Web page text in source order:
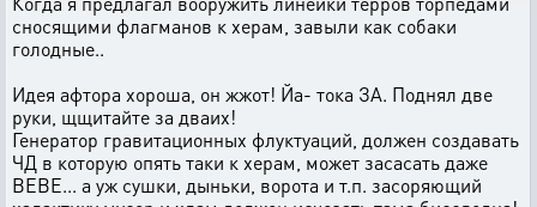
сносящими флагманов к херам, завыли как собаки
голодные..
Идея афтора хороша, он жжот! Йа- тока ЗА. Поднял две
руки, щщитайте за дваих!
Генератор гравитационных флуктуаций, должен создавать
ЧД в которую опять таки к херам, может засасать даже
ВЕВЕ... а уж сушки, дыньки, ворота и т.п. засоряющий